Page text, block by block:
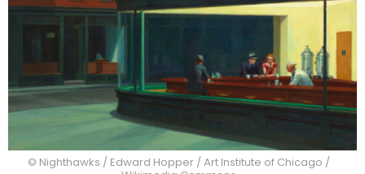
© Nighthawks / Edward Hopper / Art Institute of Chicago /